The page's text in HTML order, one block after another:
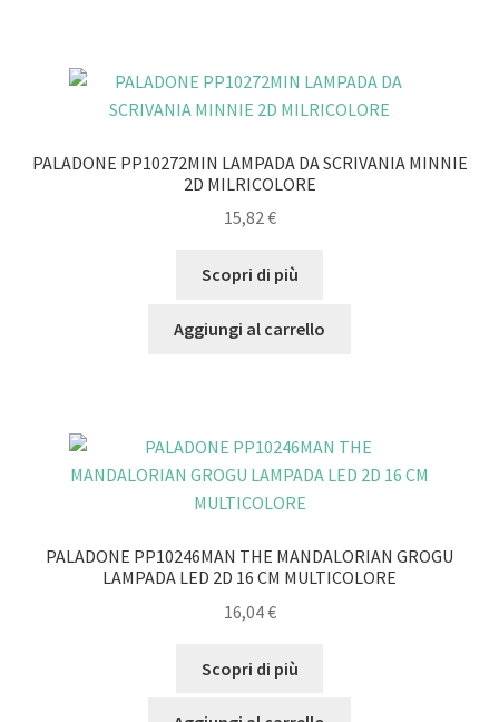
PALADONE PP10272MIN LAMPADA DA SCRIVANIA MINNIE
2D MILRICOLORE
15,82€
Scopri di più
Aggiungi al carrello
PALADONE PP10246MAN THE MANDALORIAN GROGU
LAMPADA LED 2D 16 CM MULTICOLORE
16,04€
Scopri di più